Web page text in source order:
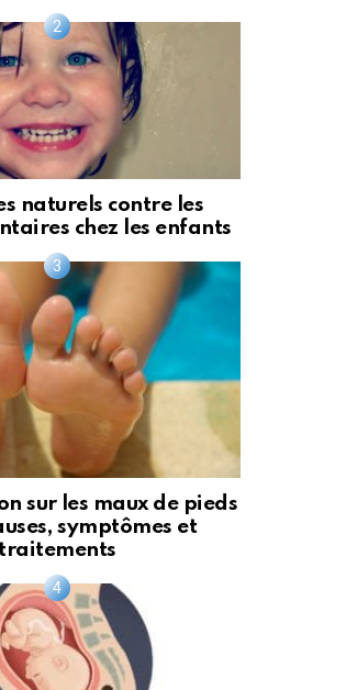
naturels contre les
chez les enfants
sur les maux de pieds
symptômes et
traitements